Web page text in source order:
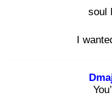
soul
I
Yo